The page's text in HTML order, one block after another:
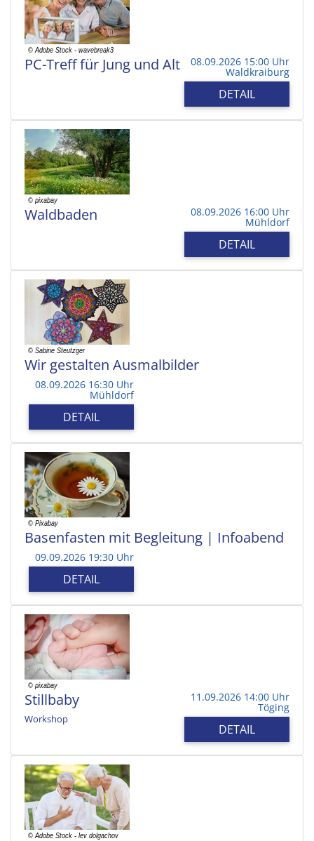
PC-Treff für Jung und Alt 08.09.2026 15:00 Uhr
Waldkraiburg
DETAIL
Waldbaden 08.09.2026 16:00 Uhr
Mühldorf
DETAIL
Wir gestalten Ausmalbilder
08.09.2026 16:30 Uhr
Mühldorf
DETAIL
Basenfasten mit Begleitung | Infoabend
09.09.2026 19:30 Uhr
DETAIL
Stillbaby
Workshop
11.09.2026 14:00 Uhr
Töging
DETAIL